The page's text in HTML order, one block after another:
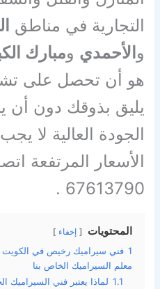
التجارية في مناطق
و الأحمدي ومبارك
هو أن تحصل على
يليق بذوقك دون أن
الجودة العالية لا
الأسعار المرتفعة
67613790 .
المحتويات إخفاء
1 فني سيراميك رخيص في الكويت –
معلم السيراميك الخاص بنا
1.1 لماذا يعتبر فني السيراميك